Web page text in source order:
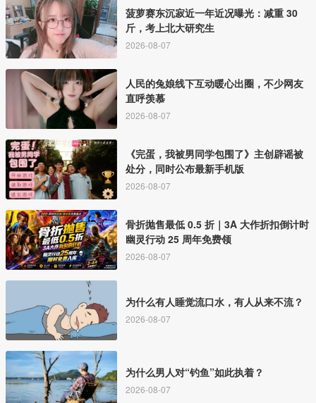
菠萝赛东沉寂近一年近况曝光：减重 30
斤，考上北大研究生
2026-08-07
人民的兔娘线下互动暖心出圈，不少网友
直呼羡慕
2026-08-07
《完蛋，我被男同学包围了》主创辟谣被
处分，同时公布最新手机版
2026-08-07
骨折抛售最低 0.5 折｜3A 大作折扣倒计时
幽灵行动 25 周年免费领
2026-08-07
为什么有人睡觉流口水，有人从来不流？
2026-08-07
为什么男人对“钓鱼”如此执着？
2026-08-07